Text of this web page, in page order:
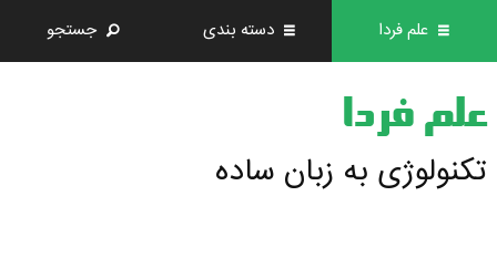
علم فردا دسته بندی جستجو
علم فردا
تکنولوژی به زبان ساده